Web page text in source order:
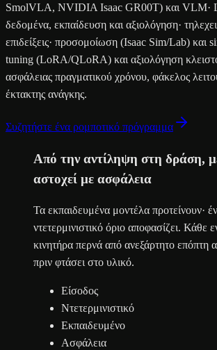
SmolVLA, NVIDIA Isaac GR00T) και VLM·
δεδομένα, εκπαίδευση και αξιολόγηση·
επιδείξεις· προσομοίωση (Isaac Sim/Lab) και
tuning (LoRA/QLoRA) και αξιολόγηση
ασφάλειας πραγματικού χρόνου, φάκελος
έκτακτης ανάγκης.
Συζητήστε ένα ρομποτικό πρόγραμμα
Από την αντίληψη στη δράση,
αστοχεί με ασφάλεια
Τα εκπαιδευμένα μοντέλα προτείνουν·
ντετερμινιστικό όριο αποφασίζει. Κάθε
κινητήρα περνά από ανεξάρτητο επόπτη
πριν φτάσει στο υλικό.
Είσοδος
Ντετερμινιστικό
Εκπαιδευμένο
Ασφάλεια